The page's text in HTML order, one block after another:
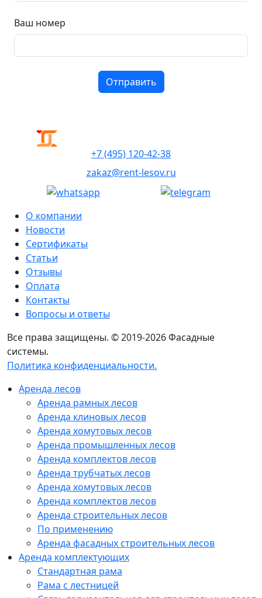
Ваш номер
+7 (495) 120-42-38
zakaz@rent-lesov.ru
О компании
Новости
Сертификаты
Статьи
Отзывы
Оплата
Контакты
Вопросы и ответы
Все права защищены. © 2019-2026 Фасадные
системы.
Политика конфиденциальности.
Аренда лесов
Аренда рамных лесов
Аренда клиновых лесов
Аренда хомутовых лесов
Аренда промышленных лесов
Аренда комплектов лесов
Аренда трубчатых лесов
Аренда хомутовых лесов
Аренда комплектов лесов
Аренда строительных лесов
По применению
Аренда фасадных строительных лесов
Аренда комплектующих
Стандартная рама
Рама с лестницей